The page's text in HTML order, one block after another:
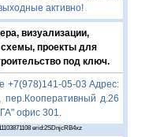
активно!
визуализации,
проекты для
под ключ.
+7(978)141-05-03 Адрес:
пер.Кооперативный д.26
офис 301.
erid:2SDnjcRB4xz